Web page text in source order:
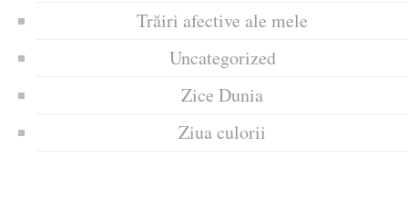
Trăiri afective ale mele
Uncategorized
Zice Dunia
Ziua culorii